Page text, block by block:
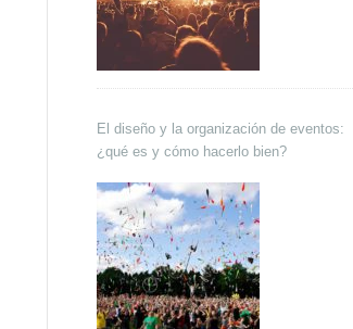
El diseño y la organización de eventos:
¿qué es y cómo hacerlo bien?